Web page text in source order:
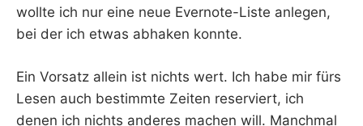
wollte ich nur eine neue Evernote-Liste anlegen,
bei der ich etwas abhaken konnte.
Ein Vorsatz allein ist nichts wert. Ich habe mir fürs
Lesen auch bestimmte Zeiten reserviert, ich
denen ich nichts anderes machen will. Manchmal